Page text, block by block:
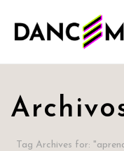
Tag Archives for: